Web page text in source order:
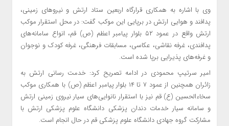
وی با اشاره به همکاری قرارگاه اربعین ستاد ارتش و نیروهای زمینی،
پدافند و هوایی ارتش در برپایی این موکب گفت: در محل استقرار موکب
ارتش واقع در عمود ۵۲ بلوار پیامبر اعظم (ص) قم، انواع سامانه‌های
پدافندی، غرفه نقاشی، عکاسی، مسابقات فرهنگی، غرفه کودک و نوجوان
و غرفه‌های پذیرایی برپا شده است.
امیر سرتیپ محمودی در ادامه تصریح کرد: خدمت رسانی ارتش به
زائران همچنین از عمود ۷ تا ۱۴ بلوار پیامبر اعظم (ص) با همکاری موکب
سخاءالحسین (ع) قم نیز با استقرار نانوایی‌های سیار نیروی زمینی ارتش
و سامانه سیار خدمات دندان پزشکی دانشگاه علوم پزشکی ارتش با
مشارکت گروه جهادی دانشگاه علوم پزشکی قم در حال انجام است.